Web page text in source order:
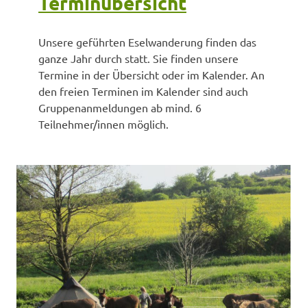
Unsere geführten Eselwanderung finden das
ganze Jahr durch statt. Sie finden unsere
Termine in der Übersicht oder im Kalender. An
den freien Terminen im Kalender sind auch
Gruppenanmeldungen ab mind. 6
Teilnehmer/innen möglich.